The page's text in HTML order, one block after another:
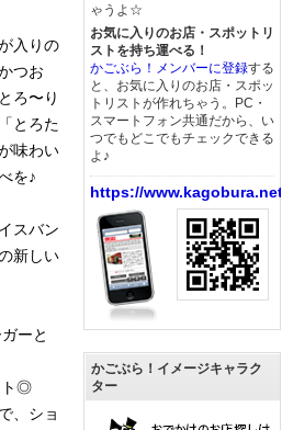
入りの
つお
ろ〜り
とろた
味わい
を♪
スバン
新しい
ーと
ト◎
、ショ
ゃうよ☆
お気に入りのお店・スポットリ
ストを持ち運べる！
かごぶら！メンバーに登録する
と、お気に入りのお店・スポッ
トリストが作れちゃう。PC・
スマートフォン共通だから、い
つでもどこでもチェックできる
よ♪
https://www.kagobura.net/
かごぶら！イメージキャラク
ター